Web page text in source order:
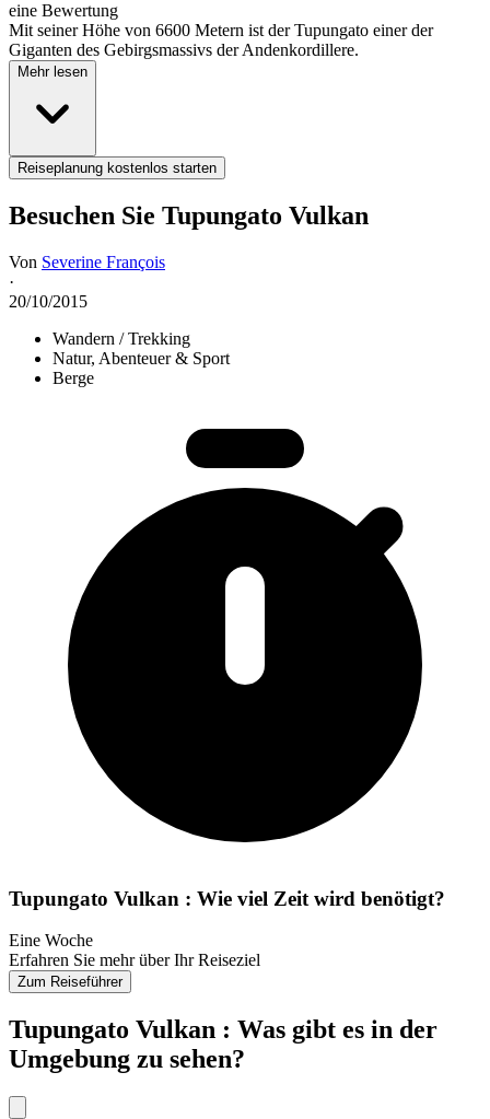
eine Bewertung
Mit seiner Höhe von 6600 Metern ist der Tupungato einer der
Giganten des Gebirgsmassivs der Andenkordillere.
Mehr lesen
Reiseplanung kostenlos starten
Besuchen Sie Tupungato Vulkan
Von Severine François
·
20/10/2015
Wandern / Trekking
Natur, Abenteuer & Sport
Berge
Tupungato Vulkan : Wie viel Zeit wird benötigt?
Eine Woche
Erfahren Sie mehr über Ihr Reiseziel
Zum Reiseführer
Tupungato Vulkan : Was gibt es in der
Umgebung zu sehen?